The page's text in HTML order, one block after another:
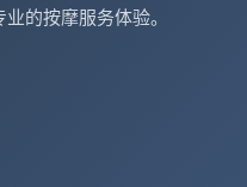
的按摩服务体验。